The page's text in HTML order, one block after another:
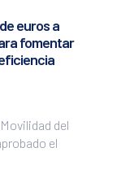
euros a
fomentar
del
el